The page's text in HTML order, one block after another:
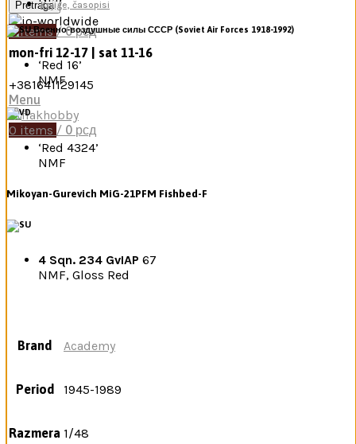
Pretraga
mon-fri 12-17 | sat 11-16
+381641129145
Menu
0 items / 0 рсд
Knjige, časopisi
0items/ 0рсд
Военно-воздушные силы СССР (Soviet Air Forces 1918-1992)
‘Red 16’
NMF
‘Red 4324’
NMF
Mikoyan-Gurevich MiG-21PFM Fishbed-F
4 Sqn. 234 GvIAP 67
NMF, Gloss Red
Brand Academy
Period 1945-1989
Razmera 1/48